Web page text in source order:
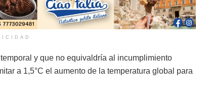
y que no equivaldría al incumplimiento
a 1,5°C el aumento de la temperatura global para